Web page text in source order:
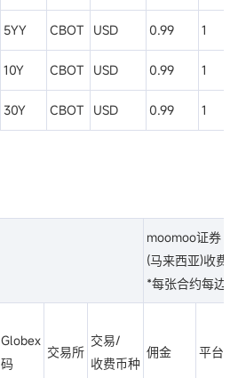
5YY CBOT USD 0.99 1
10Y CBOT USD 0.99 1
30Y CBOT USD 0.99 1
moomoo证券
(马来西亚)收费
*每张合约每边
Globex
码
交易所
交易/
收费币种
佣金 平台